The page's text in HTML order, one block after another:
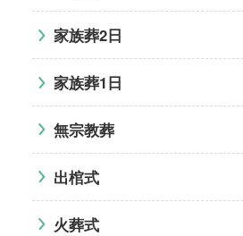
家族葬2日
家族葬1日
無宗教葬
出棺式
火葬式